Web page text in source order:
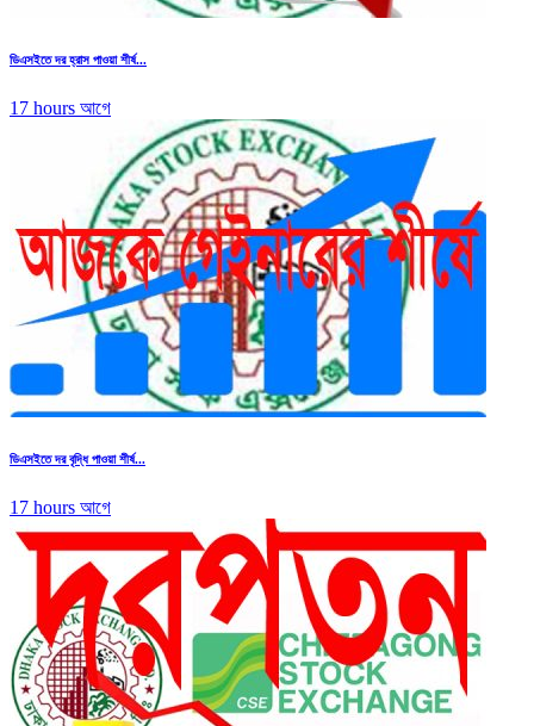
ডিএসইতে দর হ্রাস পাওয়া শীর্ষ...
17 hours আগে
ডিএসইতে দর বৃদ্ধি পাওয়া শীর্ষ...
17 hours আগে